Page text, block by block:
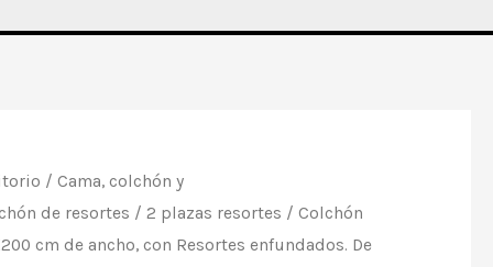
/Cama, colchón y
de resortes /2 plazas resortes / Colchón
cm de ancho, con Resortes enfundados. De